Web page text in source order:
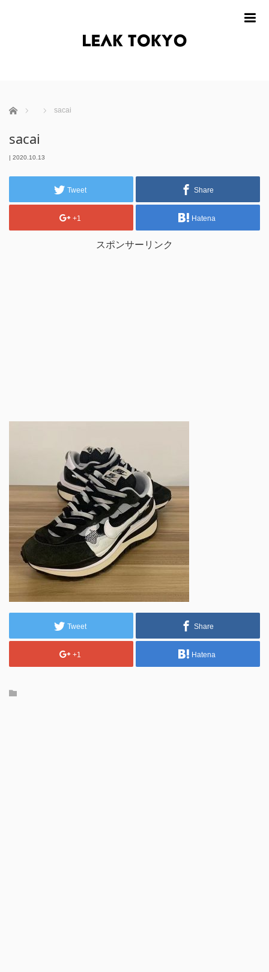
ホーム sacai
sacai
| 2020.10.13
Tweet Share
+1 Hatena
スポンサーリンク
Tweet Share
+1 Hatena